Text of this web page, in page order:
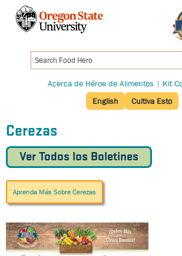
Pasar
principal
Acerca de Héroe de Alimentos | Kit
English
Cultiva Esto
Cerezas
Ver Todos los Boletines
Aprenda Más Sobre Cerezas